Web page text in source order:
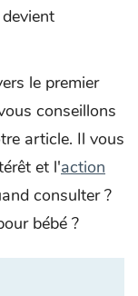
devient
le premier
conseillons
article. Il vous
et l'action
consulter ?
bébé ?